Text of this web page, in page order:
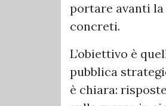
portare avanti
concreti.
L’obiettivo è
pubblica
è chiara: